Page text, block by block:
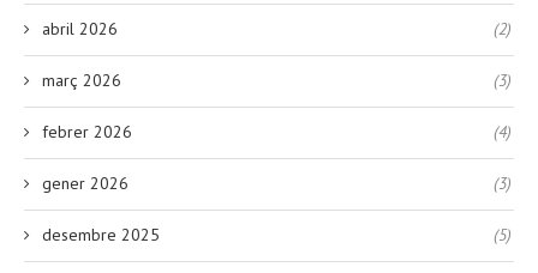
abril 2026 (2)
març 2026 (3)
febrer 2026 (4)
gener 2026 (3)
desembre 2025 (5)